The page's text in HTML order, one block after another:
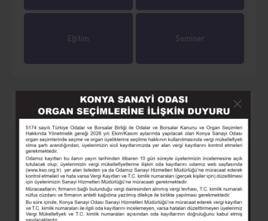
Eğitim Seminer
Yaklaşan Etkinlikler
AKILLI TARIM MAKİNELERİ VE OTOMASYON
Sayın Üyemiz, Konya Sanayi Odası, 12 Ağustos 2026
Çarşamba, saat 09.00-17.00’da “Akıllı Tarım Makineleri ve
Otomasyon” eğitimi düzenleyecektir. Eğitim herkes için
ücretsizdir.